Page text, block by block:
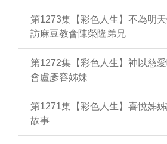
第1273集【彩色人生】不為明
訪麻豆教會陳榮隆弟兄
第1272集【彩色人生】神以慈
會盧彥容姊妹
第1271集【彩色人生】喜悅姊
故事